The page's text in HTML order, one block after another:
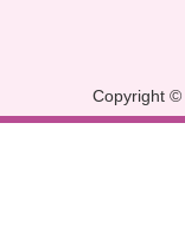
Copyright ©